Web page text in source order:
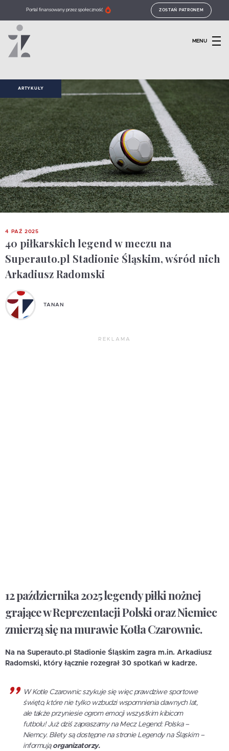
Portal finansowany przez społeczność ZOSTAŃ PATRONEM
MENU
ARTYKUŁY
4 PAŹ 2025
40 piłkarskich legend w meczu na
Superauto.pl Stadionie Śląskim, wśród nich
Arkadiusz Radomski
TANAN
REKLAMA
12 października 2025 legendy piłki nożnej
grające w Reprezentacji Polski oraz Niemiec
zmierzą się na murawie Kotła Czarownic.
Na na Superauto.pl Stadionie Śląskim zagra m.in. Arkadiusz
Radomski, który łącznie rozegrał 30 spotkań w kadrze.
W Kotle Czarownic szykuje się więc prawdziwe sportowe
święto, które nie tylko wzbudzi wspomnienia dawnych lat,
ale także przyniesie ogrom emocji wszystkim kibicom
futbolu! Już dziś zapraszamy na Mecz Legend: Polska –
Niemcy. Bilety są dostępne na stronie Legendy na Śląskim –
informująorganizatorzy.